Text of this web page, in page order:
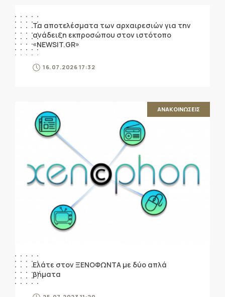
Τα αποτελέσματα των αρχαιρεσιών για την
ανάδειξη εκπροσώπου στον ιστότοπο
«NEWSIT.GR»
16.07.2026 17:32
ΑΝΑΚΟΙΝΩΣΕΙΣ
Ελάτε στον ΞΕΝΟΦΩΝΤΑ με δύο απλά
βήματα